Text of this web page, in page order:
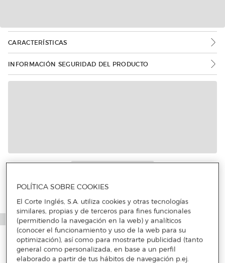
CARACTERÍSTICAS
INFORMACIÓN SEGURIDAD DEL PRODUCTO
POLÍTICA SOBRE COOKIES
El Corte Inglés, S.A. utiliza cookies y otras tecnologías
similares, propias y de terceros para fines funcionales
(permitiendo la navegación en la web) y analíticos
(conocer el funcionamiento y uso de la web para su
optimización), así como para mostrarte publicidad (tanto
general como personalizada, en base a un perfil
elaborado a partir de tus hábitos de navegación p.ej.